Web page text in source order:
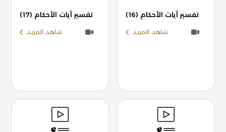
تفسير آيات الأحكام (16)
شاهد المزيد
تفسير آيات الأحكام (17)
شاهد المزيد